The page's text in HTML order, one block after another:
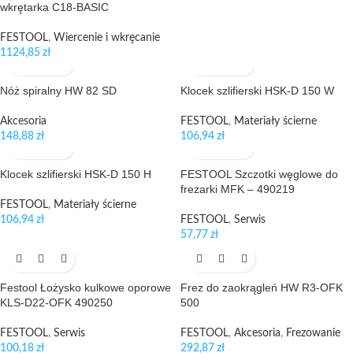
wkrętarka C18-BASIC
FESTOOL, Wiercenie i wkręcanie
1124,85 zł
Nóż spiralny HW 82 SD
Akcesoria
148,88 zł
Klocek szlifierski HSK-D 150 W
FESTOOL, Materiały ścierne
106,94 zł
Klocek szlifierski HSK-D 150 H
FESTOOL, Materiały ścierne
106,94 zł
FESTOOL Szczotki węglowe do
frezarki MFK – 490219
FESTOOL, Serwis
57,77 zł
Festool Łożysko kulkowe oporowe
KLS-D22-OFK 490250
FESTOOL, Serwis
100,18 zł
Frez do zaokrągleń HW R3-OFK
500
FESTOOL, Akcesoria, Frezowanie
292,87 zł